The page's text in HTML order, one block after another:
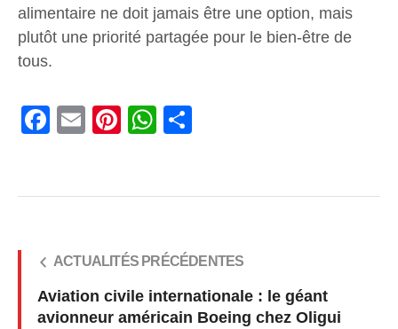
alimentaire ne doit jamais être une option, mais
plutôt une priorité partagée pour le bien-être de
tous.
Facebook
Email PinterestWhatsApp
ACTUALITÉS PRÉCÉDENTES
Aviation civile internationale : le géant
avionneur américain Boeing chez Oligui